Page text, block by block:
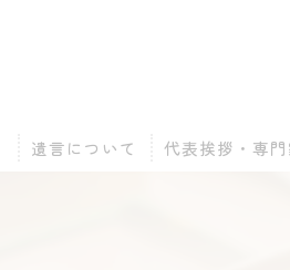
遺言について 代表挨拶・専